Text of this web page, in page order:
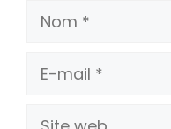
Nom
E-
Site